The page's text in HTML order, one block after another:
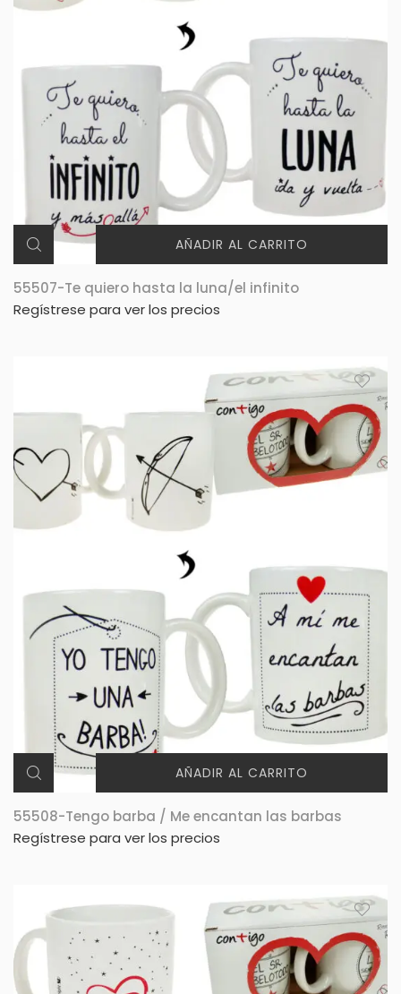
AÑADIR AL CARRITO
55507-Te quiero hasta la luna/el infinito
Regístrese para ver los precios
AÑADIR AL CARRITO
55508-Tengo barba / Me encantan las barbas
Regístrese para ver los precios